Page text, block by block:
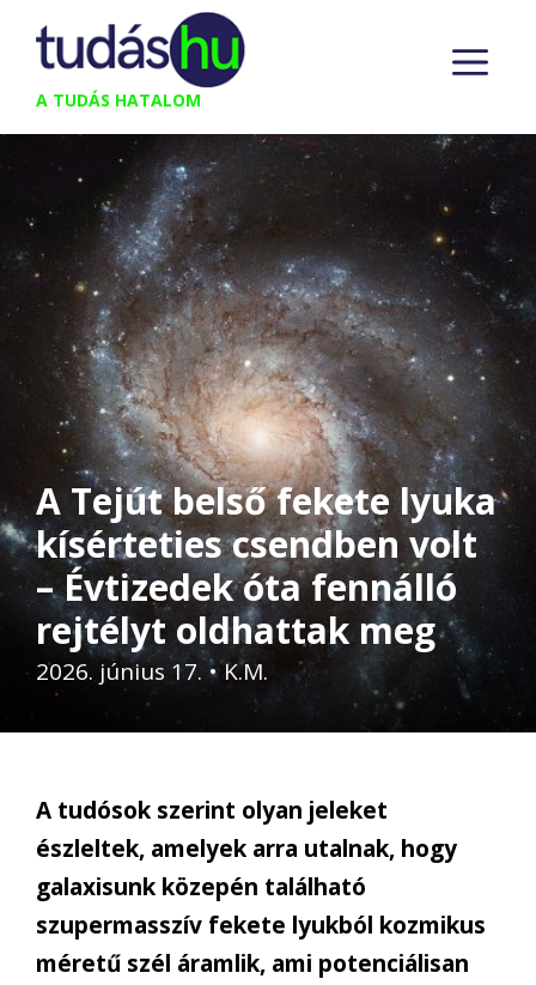
Kilépés
tartalomba
A TUDÁS HATALOM
A Tejút belső fekete lyuka
kísérteties csendben volt
– Évtizedek óta fennálló
rejtélyt oldhattak meg
2026. június 17.•K.M.
A tudósok szerint olyan jeleket
észleltek, amelyek arra utalnak, hogy
galaxisunk közepén található
szupermasszív fekete lyukból kozmikus
méretű szél áramlik, ami potenciálisan